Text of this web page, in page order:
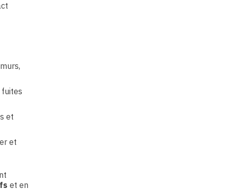
fuites
et
et
et en